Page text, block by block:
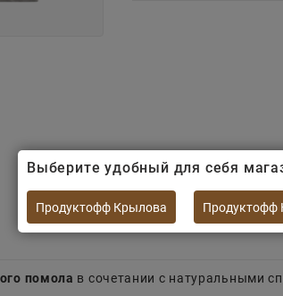
помола в сочетании с натуральными
Выберите удобный для себя
Продуктофф Крылова Продуктофф